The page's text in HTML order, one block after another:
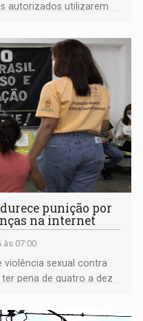
autorizados utilizarem
punição por
na internet
às 07:00
violência sexual contra
pena de quatro a dez